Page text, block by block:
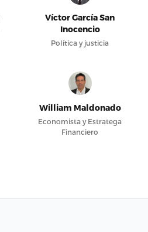
Víctor García San
Inocencio
Política y justicia
William Maldonado
Economista y Estratega
Financiero